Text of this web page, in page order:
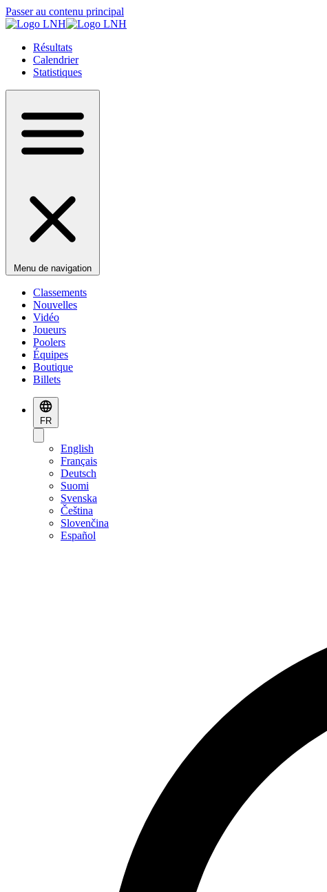
Passer au contenu principal
Résultats
Calendrier
Statistiques
Menu de navigation
Classements
Nouvelles
Vidéo
Joueurs
Poolers
Équipes
Boutique
Billets
FR
English
Français
Deutsch
Suomi
Svenska
Čeština
Slovenčina
Español